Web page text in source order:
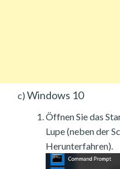
c) Windows 10
Öffnen Sie das
Lupe (neben der
Herunterfahren).